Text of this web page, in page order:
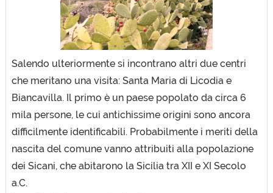
Salendo ulteriormente si incontrano altri due centri
che meritano una visita: Santa Maria di Licodia e
Biancavilla. Il primo è un paese popolato da circa 6
mila persone, le cui antichissime origini sono ancora
difficilmente identificabili. Probabilmente i meriti della
nascita del comune vanno attribuiti alla popolazione
dei Sicani, che abitarono la Sicilia tra XII e XI Secolo
a.C.